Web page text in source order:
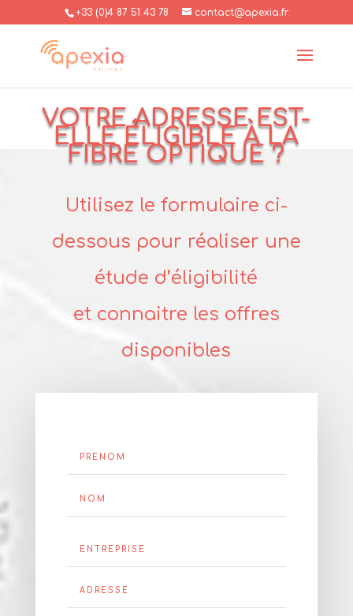
+33 (0)4 87 51 43 78 contact@apexia.fr
VOTRE ADRESSE EST-
ELLE ÉLIGIBLE À LA
FIBRE OPTIQUE ?
Utilisez le formulaire ci-
dessous pour réaliser une
étude d’éligibilité
et connaitre les offres
disponibles